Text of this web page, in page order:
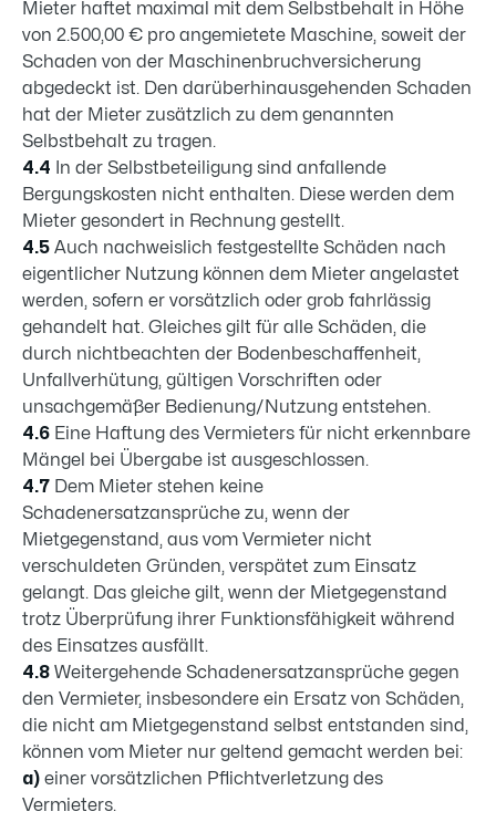
Mieter haftet maximal mit dem Selbstbehalt in Höhe
von 2.500,00 € pro angemietete Maschine, soweit der
Schaden von der Maschinenbruchversicherung
abgedeckt ist. Den darüberhinausgehenden Schaden
hat der Mieter zusätzlich zu dem genannten
Selbstbehalt zu tragen.
4.4 In der Selbstbeteiligung sind anfallende
Bergungskosten nicht enthalten. Diese werden dem
Mieter gesondert in Rechnung gestellt.
4.5 Auch nachweislich festgestellte Schäden nach
eigentlicher Nutzung können dem Mieter angelastet
werden, sofern er vorsätzlich oder grob fahrlässig
gehandelt hat. Gleiches gilt für alle Schäden, die
durch nichtbeachten der Bodenbeschaffenheit,
Unfallverhütung, gültigen Vorschriften oder
unsachgemäßer Bedienung/Nutzung entstehen.
4.6 Eine Haftung des Vermieters für nicht erkennbare
Mängel bei Übergabe ist ausgeschlossen.
4.7 Dem Mieter stehen keine
Schadenersatzansprüche zu, wenn der
Mietgegenstand, aus vom Vermieter nicht
verschuldeten Gründen, verspätet zum Einsatz
gelangt. Das gleiche gilt, wenn der Mietgegenstand
trotz Überprüfung ihrer Funktionsfähigkeit während
des Einsatzes ausfällt.
4.8 Weitergehende Schadenersatzansprüche gegen
den Vermieter, insbesondere ein Ersatz von Schäden,
die nicht am Mietgegenstand selbst entstanden sind,
können vom Mieter nur geltend gemacht werden bei:
a) einer vorsätzlichen Pflichtverletzung des
Vermieters.